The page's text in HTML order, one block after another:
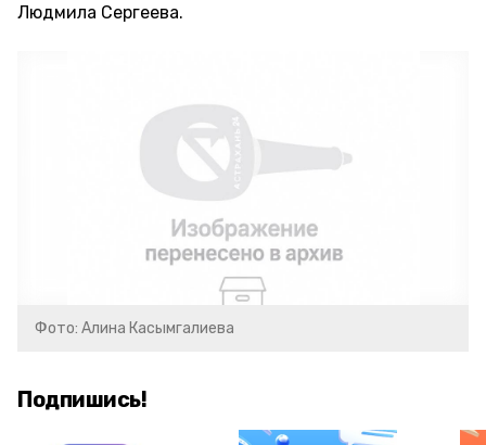
Людмила Сергеева.
Фото: Алина Касымгалиева
Подпишись!